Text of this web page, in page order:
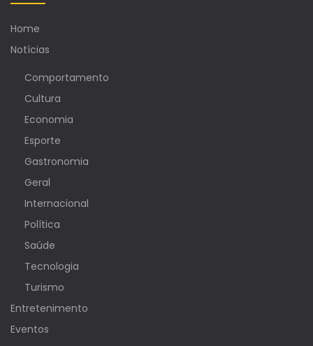
Home
Notícias
Comportamento
Cultura
Economia
Esporte
Gastronomia
Geral
Internacional
Política
Saúde
Tecnologia
Turismo
Entretenimento
Eventos